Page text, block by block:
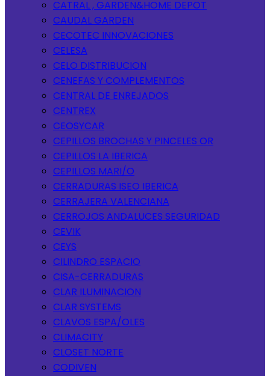
CATRAL , GARDEN&HOME DEPOT
CAUDAL GARDEN
CECOTEC INNOVACIONES
CELESA
CELO DISTRIBUCION
CENEFAS Y COMPLEMENTOS
CENTRAL DE ENREJADOS
CENTREX
CEOSYCAR
CEPILLOS BROCHAS Y PINCELES OR
CEPILLOS LA IBERICA
CEPILLOS MARI/O
CERRADURAS ISEO IBERICA
CERRAJERA VALENCIANA
CERROJOS ANDALUCES SEGURIDAD
CEVIK
CEYS
CILINDRO ESPACIO
CISA-CERRADURAS
CLAR ILUMINACION
CLAR SYSTEMS
CLAVOS ESPA/OLES
CLIMACITY
CLOSET NORTE
CODIVEN